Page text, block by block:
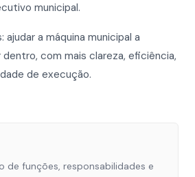
municipal.
a máquina municipal a
com mais clareza, eficiência,
de execução.
de funções, responsabilidades e